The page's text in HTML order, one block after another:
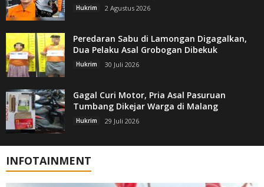
Hukrim 2 Agustus 2026
Peredaran Sabu di Lamongan Digagalkan,
Dua Pelaku Asal Grobogan Dibekuk
Hukrim 30 Juli 2026
Gagal Curi Motor, Pria Asal Pasuruan
Tumbang Dikejar Warga di Malang
Hukrim 29 Juli 2026
INFOTAINMENT